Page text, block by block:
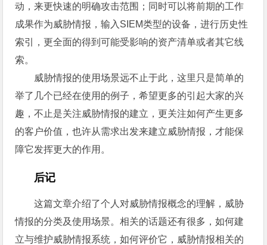
动，来更快速的明确攻击范围；同时可以将前期的工作
成果作为威胁情报，输入SIEM类型的设备，进行历史性
索引，更全面的得到可能受影响的资产清单或者其它线
索。
威胁情报的使用场景远不止于此，这里只是简单的
举了几个已经在使用的例子，希望更多的引起大家的兴
趣，不止是关注威胁情报的建立，更关注如何产生更多
的客户价值，也许从需求出发来建立威胁情报，才能保
障它发挥更大的作用。
后记
这篇文章介绍了个人对威胁情报概念的理解，威胁
情报的分类及使用场景。相关的话题还有很多，如何建
立与维护威胁情报系统，如何评价它，威胁情报相关的